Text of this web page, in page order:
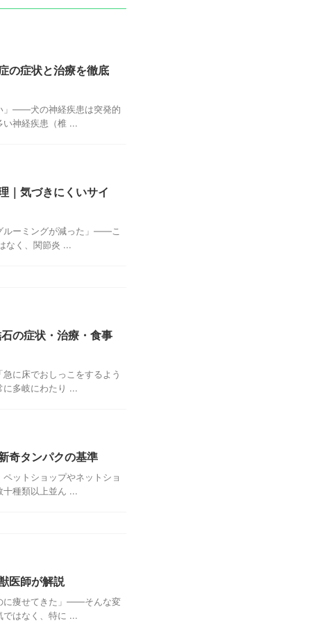
の症状と治療を徹底
」——犬の神経疾患は突発的
い神経疾患（椎 ...
｜気づきにくいサイ
ルーミングが減った」——こ
なく、関節炎 ...
の症状・治療・食事
に床でおしっこをするよう
多岐にわたり ...
奇タンパクの基準
ットショップやネットショ
十種類以上並ん ...
医師が解説
に痩せてきた」――そんな変
ではなく、特に ...